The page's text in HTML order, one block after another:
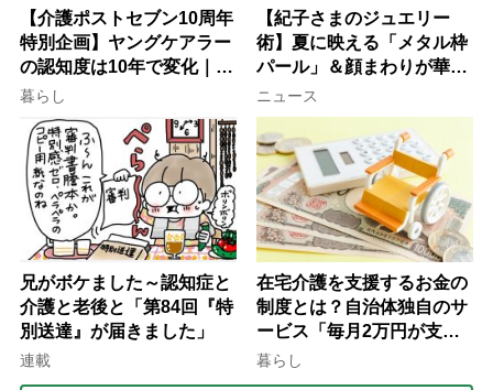
【介護ポストセブン10周年
特別企画】ヤングケアラー
の認知度は10年で変化｜流
行語大賞にノミネート、法
律にも明記されたが果たし
て現在は？
暮らし
【紀子さまのジュエリー
術】夏に映える「メタル枠
パール」＆顔まわりが華や
ぐ「揺れる一粒」の使い分
け方
ニュース
兄がボケました～認知症と
介護と老後と「第84回『特
別送達』が届きました」
連載
在宅介護を支援するお金の
制度とは？自治体独自のサ
ービス「毎月2万円が支給
される」ケースも【FP解
暮らし